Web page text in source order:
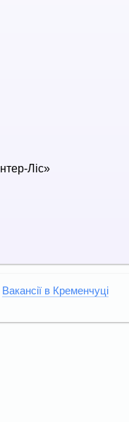
Ліс»
Вакансії в Кременчуці